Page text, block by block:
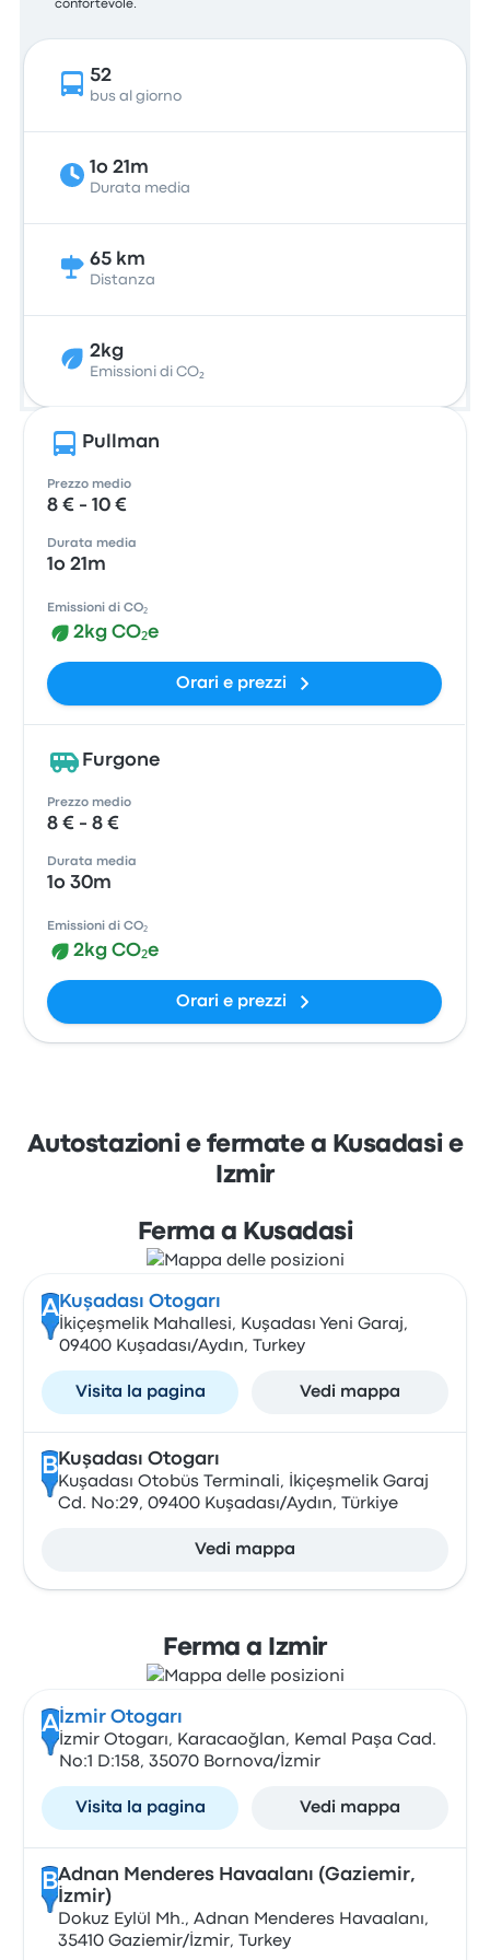
confortevole.
52
bus al giorno
1o 21m
Durata media
65 km
Distanza
2kg
Emissioni di CO₂
Pullman
Prezzo medio
8 € - 10 €
Durata media
1o 21m
Emissioni di CO₂
2kg CO₂e
Orari e prezzi
Furgone
Prezzo medio
8 € - 8 €
Durata media
1o 30m
Emissioni di CO₂
2kg CO₂e
Orari e prezzi
Autostazioni e fermate a Kusadasi e
Izmir
Ferma a Kusadasi
A Kuşadası Otogarı
İkiçeşmelik Mahallesi, Kuşadası Yeni Garaj,
09400 Kuşadası/Aydın, Turkey
Visita la pagina Vedi mappa
B Kuşadası Otogarı
Kuşadası Otobüs Terminali, İkiçeşmelik Garaj
Cd. No:29, 09400 Kuşadası/Aydın, Türkiye
Vedi mappa
Ferma a Izmir
A İzmir Otogarı
İzmir Otogarı, Karacaoğlan, Kemal Paşa Cad.
No:1 D:158, 35070 Bornova/İzmir
Visita la pagina Vedi mappa
BAdnan Menderes Havaalanı (Gaziemir,
İzmir)
Dokuz Eylül Mh., Adnan Menderes Havaalanı,
35410 Gaziemir/İzmir, Turkey